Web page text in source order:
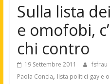
Sulla lista
e omofobi,
chi contro
19 Settembre 2011 fsfrau
Paola Concia, lista politici gay e